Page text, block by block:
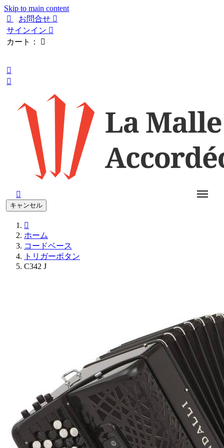
Skip to main content

お問合せ 
サインイン 
カート：




キャンセル

ホーム
コードベース
トリガーボタン
C342 J